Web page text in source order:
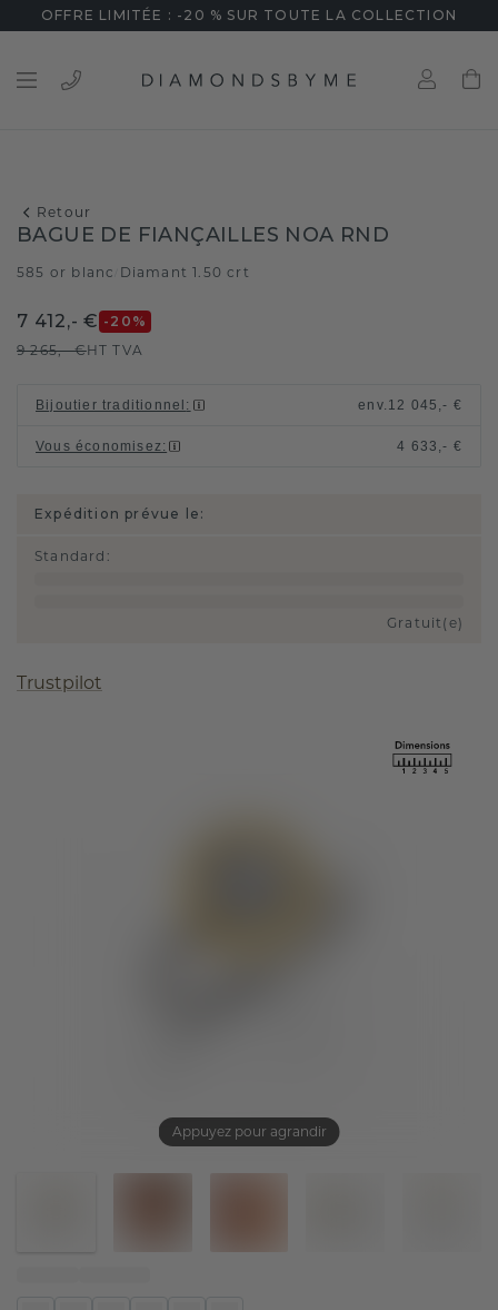
OFFRE LIMITÉE : -20 % SUR TOUTE LA COLLECTION
Retour
Appuyez pour agrandir
BAGUE DE FIANÇAILLES NOA RND
585 or blanc Diamant 1.50 crt
7 412,- € -20 %
9 265,- €HT TVA
Bijoutier traditionnel : env. 12 045,- €
Vous économisez: 4 633,- €
Expédition prévue le:
Standard :
Gratuit(e)
Trustpilot